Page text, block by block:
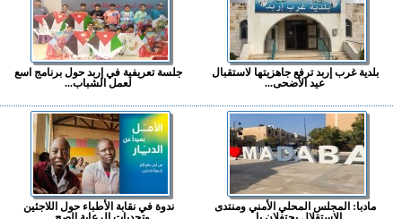
بلدية غرب إربد ترفع جاهزيتها لاستقبال
عيد الأضحى...
جلسة تعريفية في إربد حول برنامج اسع
لعمل الشباب...
مادبا: المجلس المحلي الأمني ومنتدى
ندوة في نقابة الأطباء حول اللاجئين